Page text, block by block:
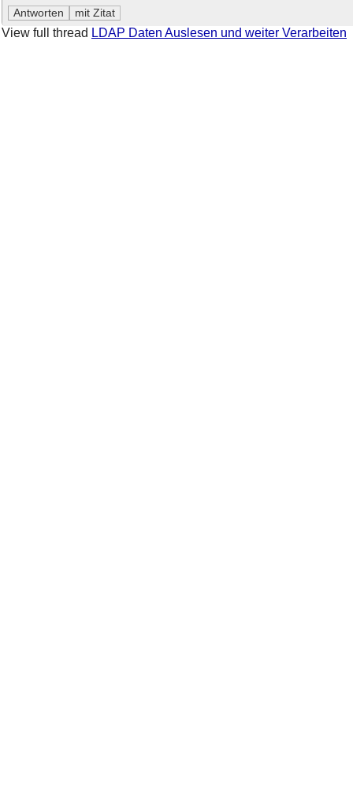
View full thread LDAP Daten Auslesen und weiter Verarbeiten